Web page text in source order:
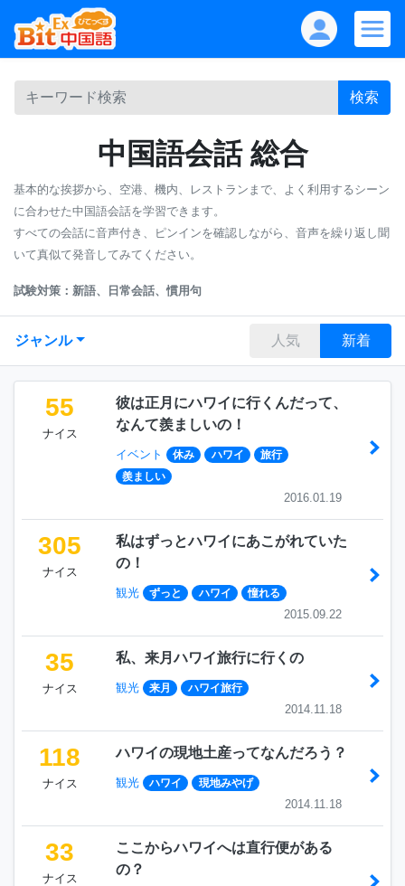
検索
中国語会話 総合
基本的な挨拶から、空港、機内、レストランまで、よく利用するシーン
に合わせた中国語会話を学習できます。
すべての会話に音声付き、ピンインを確認しながら、音声を繰り返し聞
いて真似て発音してみてください。
試験対策：新語、日常会話、慣用句
ジャンル 人気 新着
55
ナイス
彼は正月にハワイに行くんだって、
なんて羨ましいの！
イベント 休み ハワイ
旅行
羨ましい
2016.01.19
305
ナイス
私はずっとハワイにあこがれていた
の！
観光 ずっと ハワイ 憧れる
2015.09.22
35
ナイス
私、来月ハワイ旅行に行くの
観光 来月 ハワイ旅行
2014.11.18
118
ナイス
ハワイの現地土産ってなんだろう？
観光 ハワイ 現地みやげ
2014.11.18
33
ナイス
ここからハワイへは直行便がある
の？